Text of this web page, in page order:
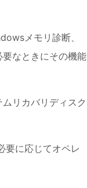
メモリ診断、
なときにその機能
リカバリディスク
要に応じてオペレ